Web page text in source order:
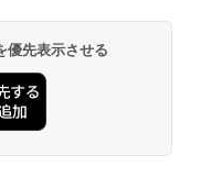
優先表示させる